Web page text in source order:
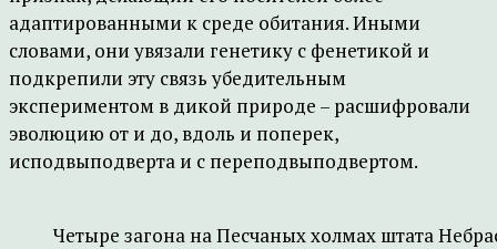
адаптированными к среде обитания. Иными
словами, они увязали генетику с фенетикой и
подкрепили эту связь убедительным
экспериментом в дикой природе – расшифровали
эволюцию от и до, вдоль и поперек,
исподвыподверта и с переподвыподвертом.
Четыре загона на Песчаных холмах штата